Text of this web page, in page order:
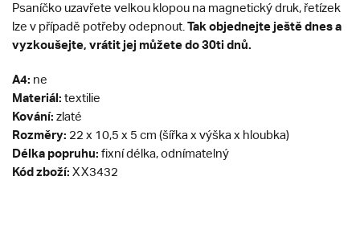
Psaníčko uzavřete velkou klopou na magnetický druk, řetízek
lze v případě potřeby odepnout. Tak objednejte ještě dnes a
vyzkoušejte, vrátit jej můžete do 30ti dnů.
A4: ne
Materiál: textilie
Kování: zlaté
Rozměry: 22 x 10,5 x 5 cm (šířka x výška x hloubka)
Délka popruhu: fixní délka, odnímatelný
Kód zboží: XX3432